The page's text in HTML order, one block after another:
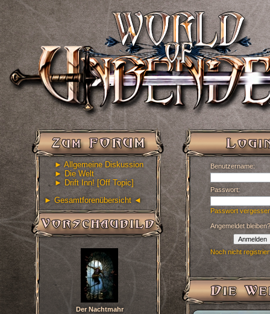
► Allgemeine Diskussion
► Die Welt
► Drift Inn! [Off Topic]
► Gesamtforenübersicht ◄
Der Nachtmahr
Benutzername:
Passwort:
Passwort
Angemeldet bleiben?
Anmelden
Noch nicht